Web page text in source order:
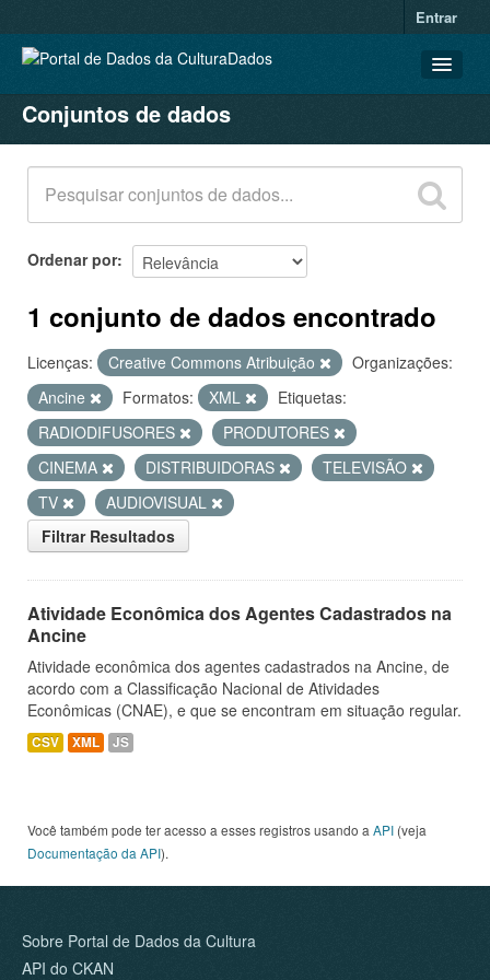
Entrar
CONJUNTOS DE DADOS
ORGANIZAÇÕES
GRUPOS
SOBRE
Conjuntos de dados
Ordenar por
1 conjunto de dados encontrado
Licenças: Creative Commons Atribuição
Organizações:
Ancine
Formatos: XML
Etiquetas:
RADIODIFUSORES
PRODUTORES
CINEMA
DISTRIBUIDORAS
TELEVISÃO
TV
AUDIOVISUAL
Filtrar Resultados
Atividade Econômica dos Agentes Cadastrados na
Ancine
Atividade econômica dos agentes cadastrados na Ancine, de
acordo com a Classificação Nacional de Atividades
Econômicas (CNAE), e que se encontram em situação regular.
CSV XML JS
Você também pode ter acesso a esses registros usando a API (veja
Documentação da API).
Sobre Portal de Dados da Cultura
API do CKAN